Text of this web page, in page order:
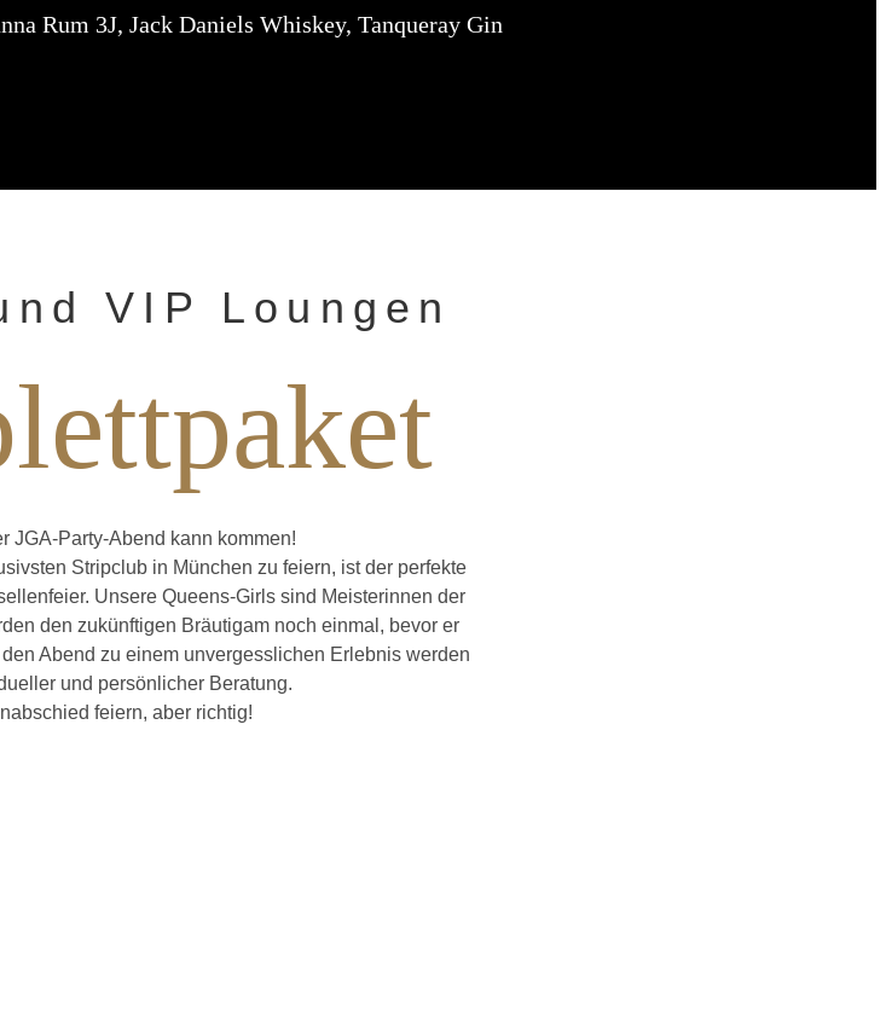
Rum 3J, Jack Daniels Whiskey, Tanqueray Gin
VIP Loungen
JGA-Party-Abend kann kommen!
Stripclub in München zu feiern, ist der perfekte
Unsere Queens-Girls sind Meisterinnen der
den zukünftigen Bräutigam noch einmal, bevor er
Abend zu einem unvergesslichen Erlebnis werden
und persönlicher Beratung.
feiern, aber richtig!